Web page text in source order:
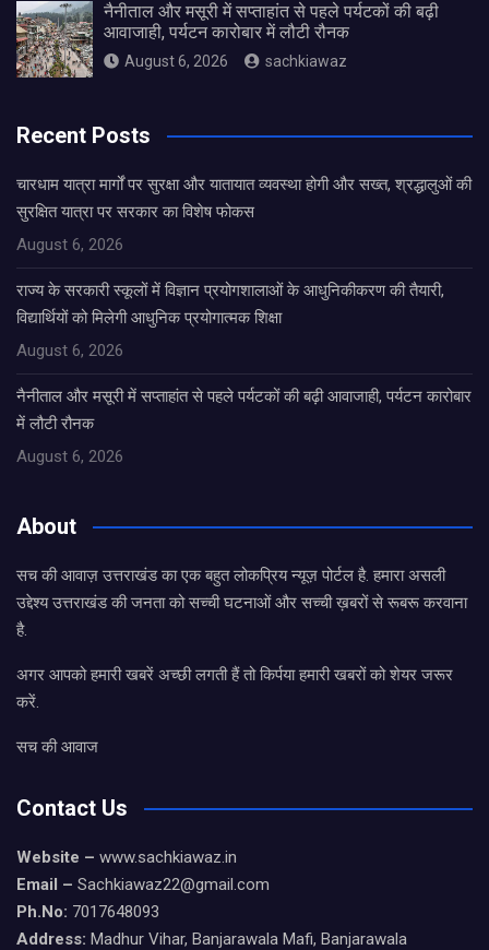
नैनीताल और मसूरी में सप्ताहांत से पहले पर्यटकों की बढ़ी
आवाजाही, पर्यटन कारोबार में लौटी रौनक
August 6, 2026 sachkiawaz
Recent Posts
चारधाम यात्रा मार्गों पर सुरक्षा और यातायात व्यवस्था होगी और सख्त, श्रद्धालुओं की
सुरक्षित यात्रा पर सरकार का विशेष फोकस
August 6, 2026
राज्य के सरकारी स्कूलों में विज्ञान प्रयोगशालाओं के आधुनिकीकरण की तैयारी,
विद्यार्थियों को मिलेगी आधुनिक प्रयोगात्मक शिक्षा
August 6, 2026
नैनीताल और मसूरी में सप्ताहांत से पहले पर्यटकों की बढ़ी आवाजाही, पर्यटन कारोबार
में लौटी रौनक
August 6, 2026
About
सच की आवाज़ उत्तराखंड का एक बहुत लोकप्रिय न्यूज़ पोर्टल है. हमारा असली
उद्देश्य उत्तराखंड की जनता को सच्ची घटनाओं और सच्ची ख़बरों से रूबरू करवाना
है.
अगर आपको हमारी खबरें अच्छी लगती हैं तो किर्पया हमारी खबरों को शेयर जरूर
करें.
सच की आवाज
Contact Us
Website – www.sachkiawaz.in
Email – Sachkiawaz22@gmail.com
Ph.No: 7017648093
Address: Madhur Vihar, Banjarawala Mafi, Banjarawala